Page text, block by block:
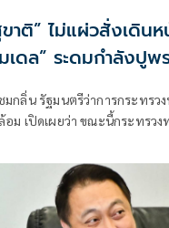
าติ” ไม่แผ่วสั่งเดินห
เดล” ระดมกำลังปู
กาะภูเก็ต อีก 40 จุด
ะกาศป่านันทนาการ
มกลิ่น รัฐมนตรีว่าการกระทรว
อม เปิดเผยว่า ขณะนี้กระทรวง